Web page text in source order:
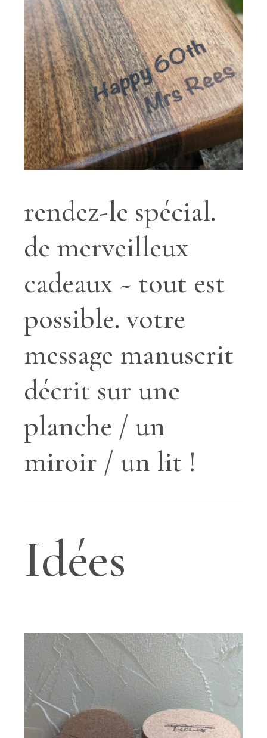
rendez-le spécial.
de merveilleux
cadeaux ~ tout est
possible. votre
message manuscrit
décrit sur une
planche / un
miroir / un lit !
Idées